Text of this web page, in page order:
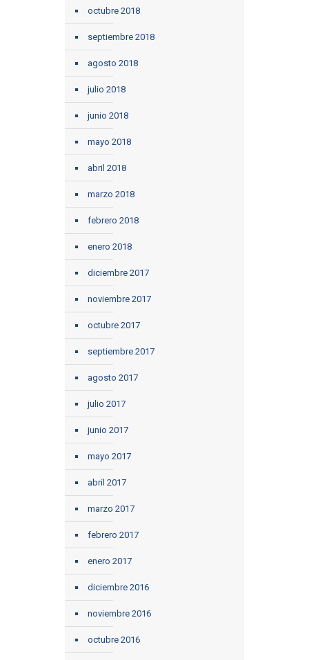
octubre 2018
septiembre 2018
agosto 2018
julio 2018
junio 2018
mayo 2018
abril 2018
marzo 2018
febrero 2018
enero 2018
diciembre 2017
noviembre 2017
octubre 2017
septiembre 2017
agosto 2017
julio 2017
junio 2017
mayo 2017
abril 2017
marzo 2017
febrero 2017
enero 2017
diciembre 2016
noviembre 2016
octubre 2016